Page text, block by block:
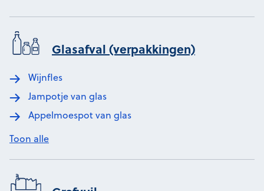
Glasafval (verpakkingen)
Wijnfles
Jampotje van glas
Appelmoespot van glas
Toon alle